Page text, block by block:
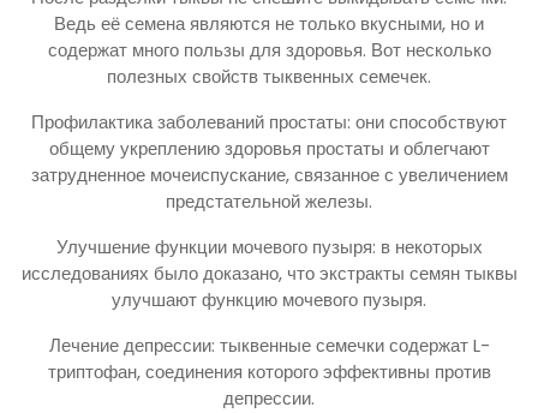
Ведь её семена являются не только вкусными, но и
содержат много пользы для здоровья. Вот несколько
полезных свойств тыквенных семечек.
Профилактика заболеваний простаты: они способствуют
общему укреплению здоровья простаты и облегчают
затрудненное мочеиспускание, связанное с увеличением
предстательной железы.
Улучшение функции мочевого пузыря: в некоторых
исследованиях было доказано, что экстракты семян тыквы
улучшают функцию мочевого пузыря.
Лечение депрессии: тыквенные семечки содержат L-
триптофан, соединения которого эффективны против
депрессии.